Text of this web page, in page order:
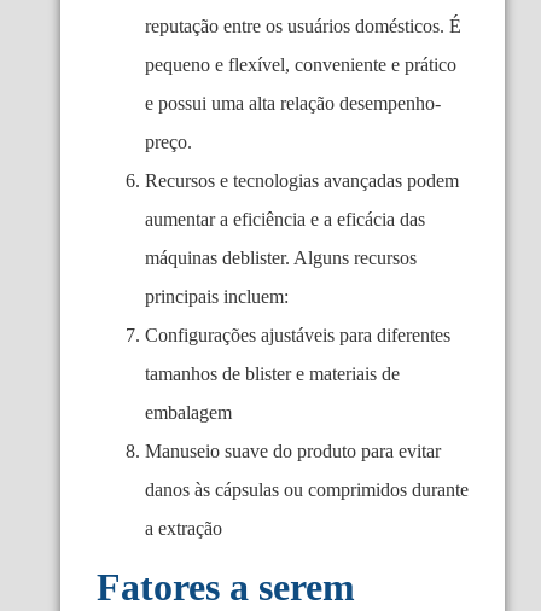
reputação entre os usuários domésticos. É
pequeno e flexível, conveniente e prático
e possui uma alta relação desempenho-
preço.
Recursos e tecnologias avançadas podem
aumentar a eficiência e a eficácia das
máquinas deblister. Alguns recursos
principais incluem:
Configurações ajustáveis ​​para diferentes
tamanhos de blister e materiais de
embalagem
Manuseio suave do produto para evitar
danos às cápsulas ou comprimidos durante
a extração
Fatores a serem